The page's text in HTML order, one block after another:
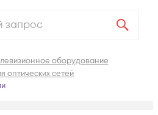
оборудование
оптических сетей